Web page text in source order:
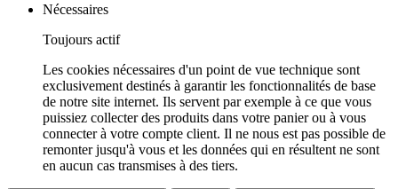
Nécessaires
Toujours actif
Les cookies nécessaires d'un point de vue technique sont
exclusivement destinés à garantir les fonctionnalités de base
de notre site internet. Ils servent par exemple à ce que vous
puissiez collecter des produits dans votre panier ou à vous
connecter à votre compte client. Il ne nous est pas possible de
remonter jusqu'à vous et les données qui en résultent ne sont
en aucun cas transmises à des tiers.